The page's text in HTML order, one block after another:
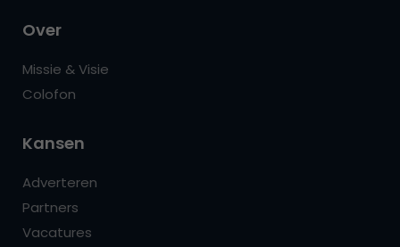
Over
Missie & Visie
Colofon
Kansen
Adverteren
Partners
Vacatures